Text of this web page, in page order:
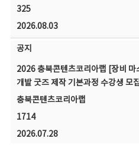
325
2026.08.03
공지
2026 충북콘텐츠코리아랩 [장비
개발 굿즈 제작 기본과정 수강생 모
충북콘텐츠코리아랩
1714
2026.07.28